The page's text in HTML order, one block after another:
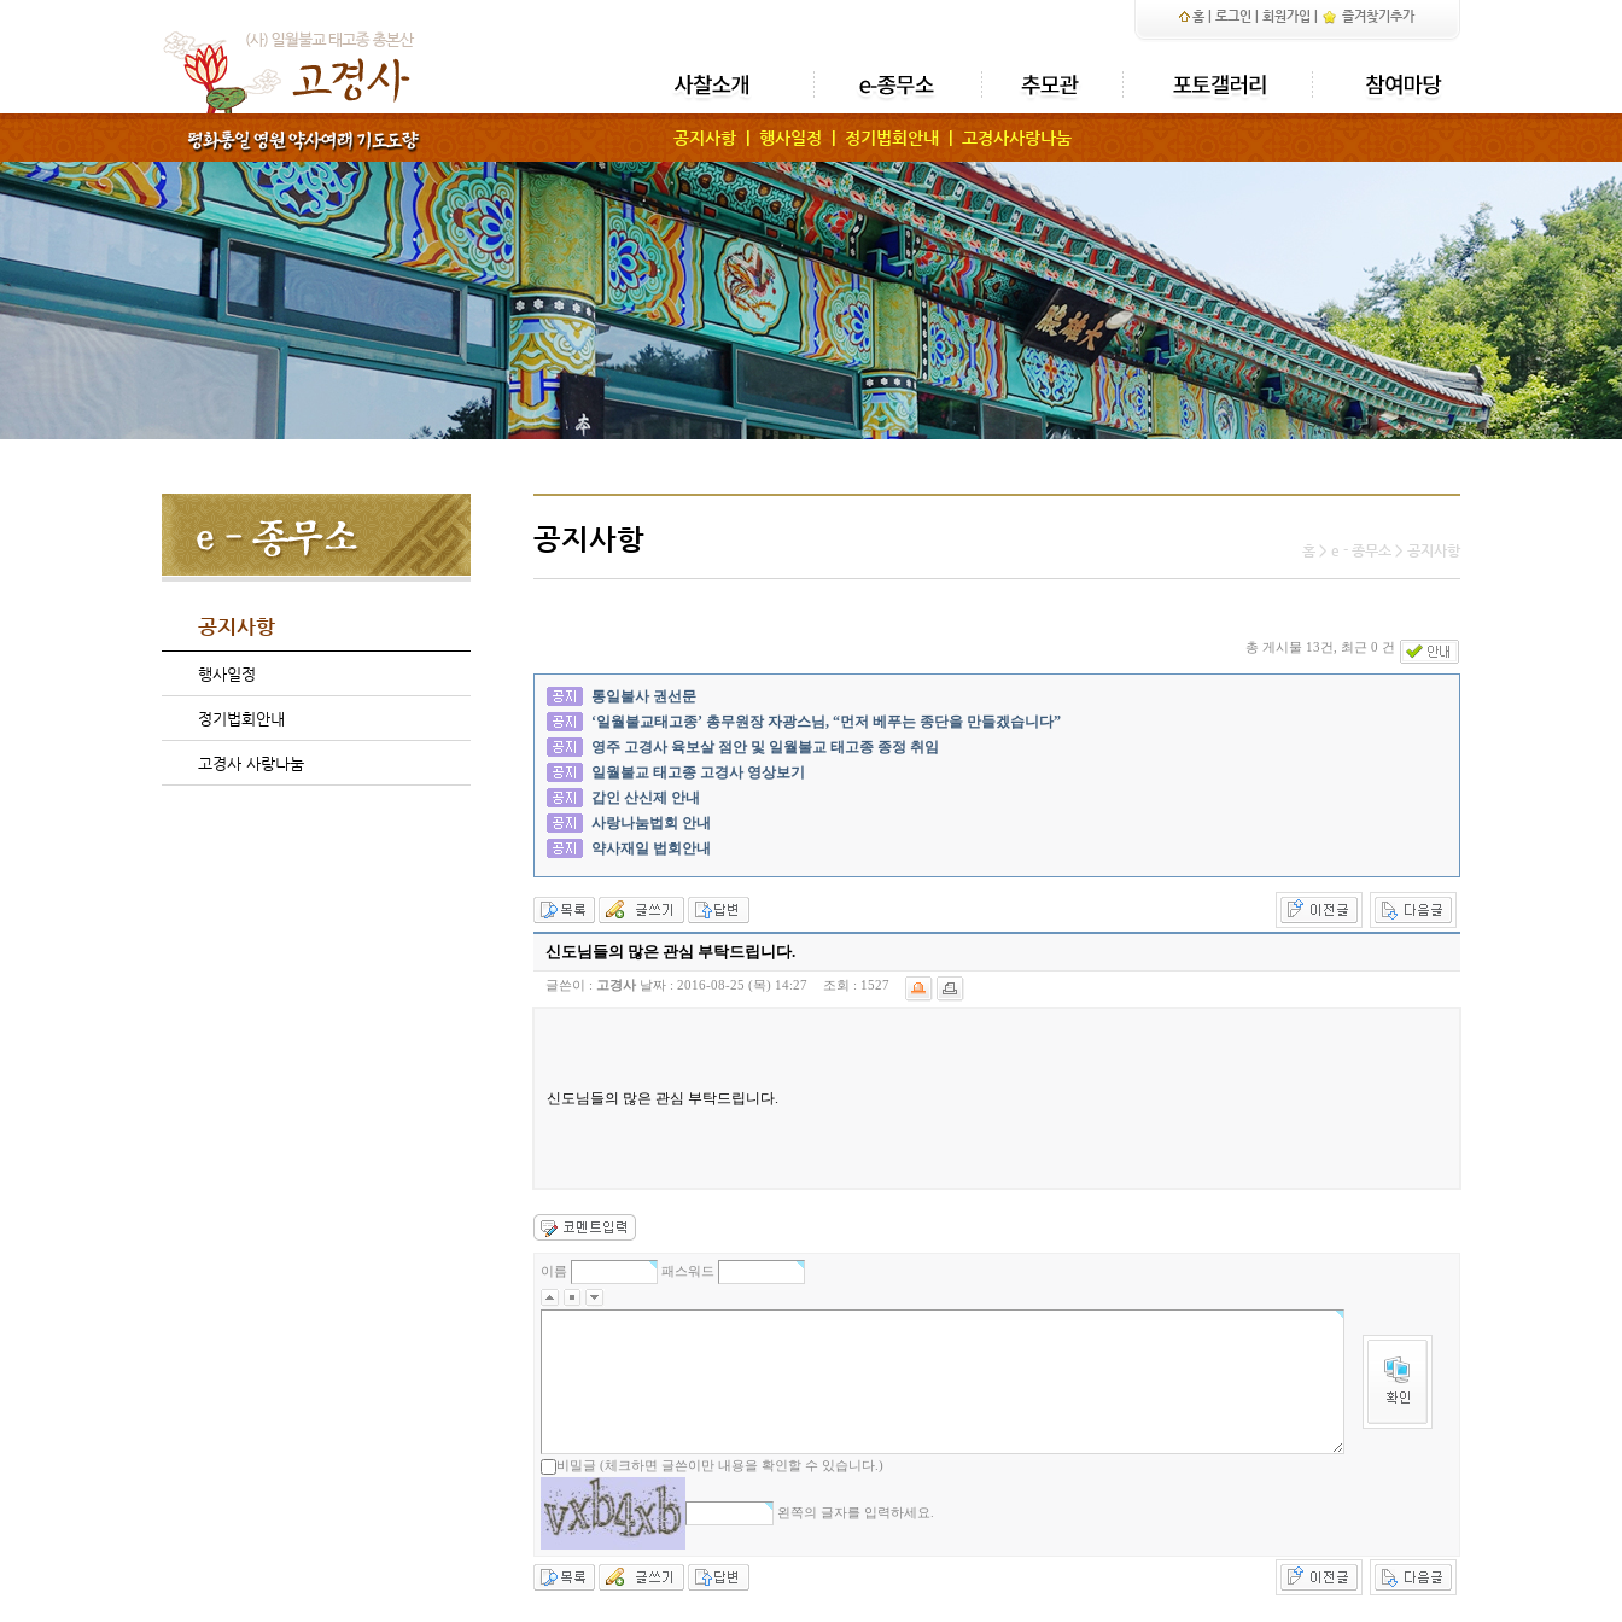
홈 로그인 회원가입 즐겨찾기추가
공지사항 | 행사일정 | 정기법회안내 | 고경사사랑나눔
공지사항
행사일정
정기법회안내
고경사 사랑나눔
공지사항 홈 > e - 종무소 > 공지사항
총 게시물 13건, 최근 0 건
통일불사 권선문
‘일월불교태고종’ 총무원장 자광스님, “먼저 베푸는 종단을 만들겠습니다”
영주 고경사 육보살 점안 및 일월불교 태고종 종정 취임
일월불교 태고종 고경사 영상보기
갑인 산신제 안내
사랑나눔법회 안내
약사재일 법회안내
신도님들의 많은 관심 부탁드립니다.
글쓴이 : 고경사 날짜 : 2016-08-25 (목) 14:27 조회 : 1527
신도님들의 많은 관심 부탁드립니다.
이름 패스워드
비밀글 (체크하면 글쓴이만 내용을 확인할 수 있습니다.)
왼쪽의 글자를 입력하세요.